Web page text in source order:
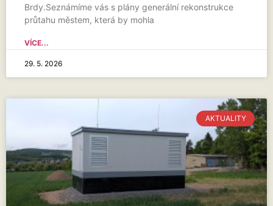
Brdy.Seznámíme vás s plány generální rekonstrukce
průtahu městem, která by mohla
VÍCE...
29. 5. 2026
AKTUALITY